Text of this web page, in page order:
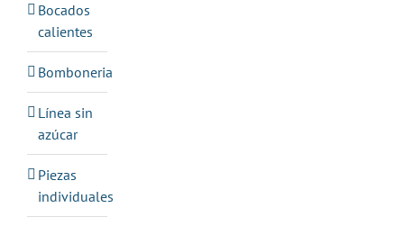
Bocados
calientes
Bomboneria
Línea sin
azúcar
Piezas
individuales